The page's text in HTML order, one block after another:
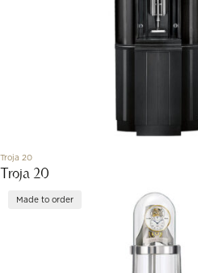
Troja 20
Troja 20
Made to order